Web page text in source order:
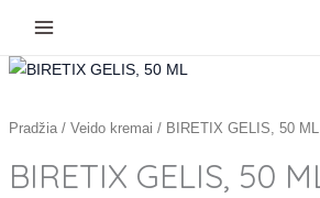
turinio
Pradžia/ Veido kremai / BIRETIX GELIS, 50 ML
BIRETIX GELIS, 50
produkto
BIRETIX
50